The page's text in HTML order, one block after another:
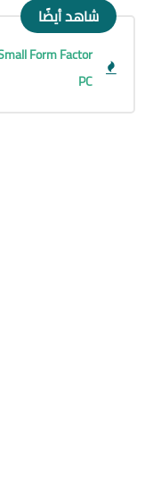
شاهد أيضًا
Form Factor
PC